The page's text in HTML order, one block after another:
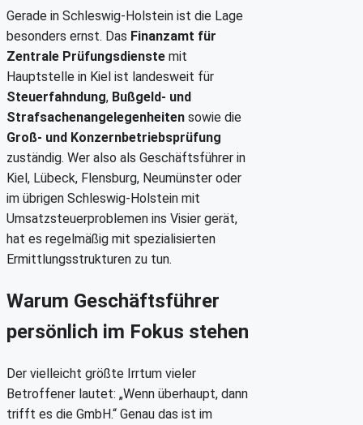
Gerade in Schleswig-Holstein ist die Lage
besonders ernst. Das Finanzamt für
Zentrale Prüfungsdienste mit
Hauptstelle in Kiel ist landesweit für
Steuerfahndung, Bußgeld- und
Strafsachenangelegenheiten sowie die
Groß- und Konzernbetriebsprüfung
zuständig. Wer also als Geschäftsführer in
Kiel, Lübeck, Flensburg, Neumünster oder
im übrigen Schleswig-Holstein mit
Umsatzsteuerproblemen ins Visier gerät,
hat es regelmäßig mit spezialisierten
Ermittlungsstrukturen zu tun.
Warum Geschäftsführer
persönlich im Fokus stehen
Der vielleicht größte Irrtum vieler
Betroffener lautet: „Wenn überhaupt, dann
trifft es die GmbH.“ Genau das ist im